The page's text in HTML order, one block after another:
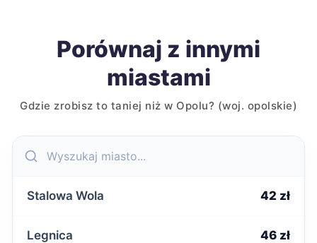
Porównaj z innymi
miastami
Gdzie zrobisz to taniej niż w Opolu? (woj. opolskie)
Stalowa Wola 42 zł
Legnica 46 zł